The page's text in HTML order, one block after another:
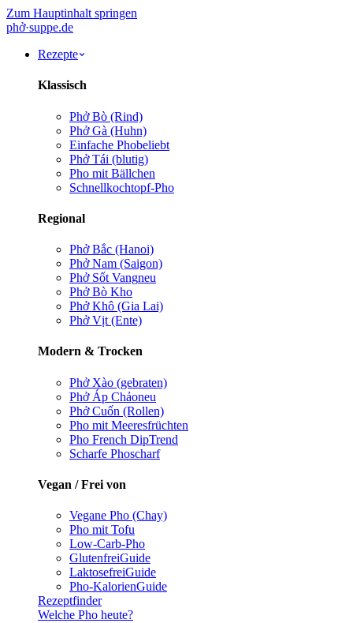
Zum Hauptinhalt springen
phở·suppe.de
Rezepte
Klassisch
Phở Bò (Rind)
Phở Gà (Huhn)
Einfache Phobeliebt
Phở Tái (blutig)
Pho mit Bällchen
Schnellkochtopf-Pho
Regional
Phở Bắc (Hanoi)
Phở Nam (Saigon)
Phở Sốt Vangneu
Phở Bò Kho
Phở Khô (Gia Lai)
Phở Vịt (Ente)
Modern & Trocken
Phở Xào (gebraten)
Phở Áp Chảoneu
Phở Cuốn (Rollen)
Pho mit Meeresfrüchten
Pho French DipTrend
Scharfe Phoscharf
Vegan / Frei von
Vegane Pho (Chay)
Pho mit Tofu
Low-Carb-Pho
GlutenfreiGuide
LaktosefreiGuide
Pho-KalorienGuide
Rezeptfinder
Welche Pho heute?